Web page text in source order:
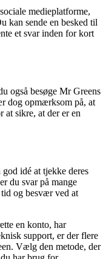
medieplatforme,
kan sende en besked til
et svar inden for kort
også besøge Mr Greens
dog opmærksom på, at
at sikre, at der er en
idé at tjekke deres
du svar på mange
og besvær ved at
en konto, har
support, er der flere
Vælg den metode, der